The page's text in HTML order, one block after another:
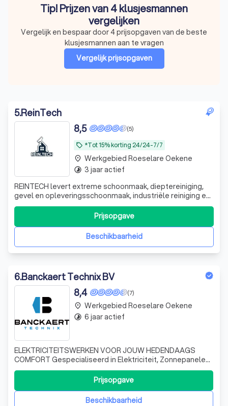
Tip! Prijzen van 4 klusjesmannen
vergelijken
Vergelijk en bespaar door 4 prijsopgaven van de beste
klusjesmannen aan te vragen
Vergelijk prijsopgaven
5.ReinTech
local_offer *Tot 15% korting 24/24-7/7
(5)
8,5
REINTECH levert extreme schoonmaak, dieptereiniging,
gevel en opleveringsschoonmaak, industriële reiniging en
professionele voertuigreiniging. Snel, discreet en
beschikbaar voor spoed tussen 20u-07u.
Beschikbaarheid
Prijsopgave
place Werkgebied Roeselare Oekene
timelapse 3 jaar actief
6.Banckaert Technix BV
(7)
8,4
ELEKTRICITEITSWERKEN VOOR JOUW HEDENDAAGS
COMFORT Gespecialiseerd in Elektriciteit, Zonnepanelen
& ventilatie Modern wooncomfort start bij een slimme
woning. Want slim wonen is beter wonen. Van de juiste
verlichting tot beveiliging, van domotica tot ventilatie. We
combineren ervaring en kennis van
Beschikbaarheid
Prijsopgave
place Werkgebied Roeselare Oekene
timelapse 6 jaar actief